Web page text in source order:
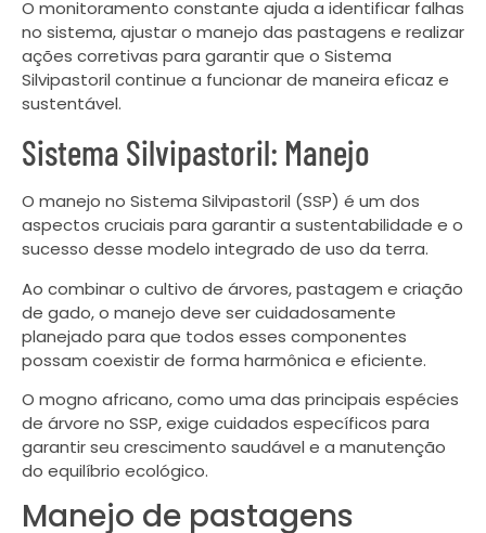
O monitoramento constante ajuda a identificar falhas
no sistema, ajustar o manejo das pastagens e realizar
ações corretivas para garantir que o Sistema
Silvipastoril continue a funcionar de maneira eficaz e
sustentável.
Sistema Silvipastoril: Manejo
O manejo no Sistema Silvipastoril (SSP) é um dos
aspectos cruciais para garantir a sustentabilidade e o
sucesso desse modelo integrado de uso da terra.
Ao combinar o cultivo de árvores, pastagem e criação
de gado, o manejo deve ser cuidadosamente
planejado para que todos esses componentes
possam coexistir de forma harmônica e eficiente.
O mogno africano, como uma das principais espécies
de árvore no SSP, exige cuidados específicos para
garantir seu crescimento saudável e a manutenção
do equilíbrio ecológico.
Manejo de pastagens